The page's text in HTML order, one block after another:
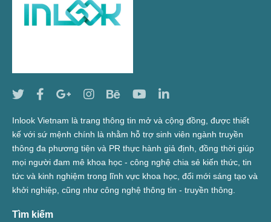
Inlook Vietnam là trang thông tin mở và cộng đồng, được thiết
kế với sứ mệnh chính là nhằm hỗ trợ sinh viên ngành truyền
thông đa phương tiện và PR thực hành giả định, đồng thời giúp
mọi người đam mê khoa học - công nghệ chia sẻ kiến thức, tin
tức và kinh nghiệm trong lĩnh vực khoa học, đổi mới sáng tạo và
khởi nghiệp, cũng như công nghệ thông tin - truyền thông.
Tìm kiếm